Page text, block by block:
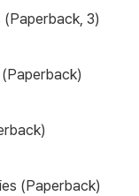
3)
(Paperback)